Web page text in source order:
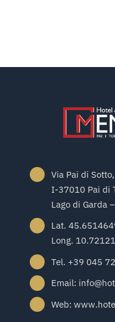
Via Pai di
I-37010 Pai di
Lago di Garda
Lat.
Long.
Tel. +39 045
Email:
Web: